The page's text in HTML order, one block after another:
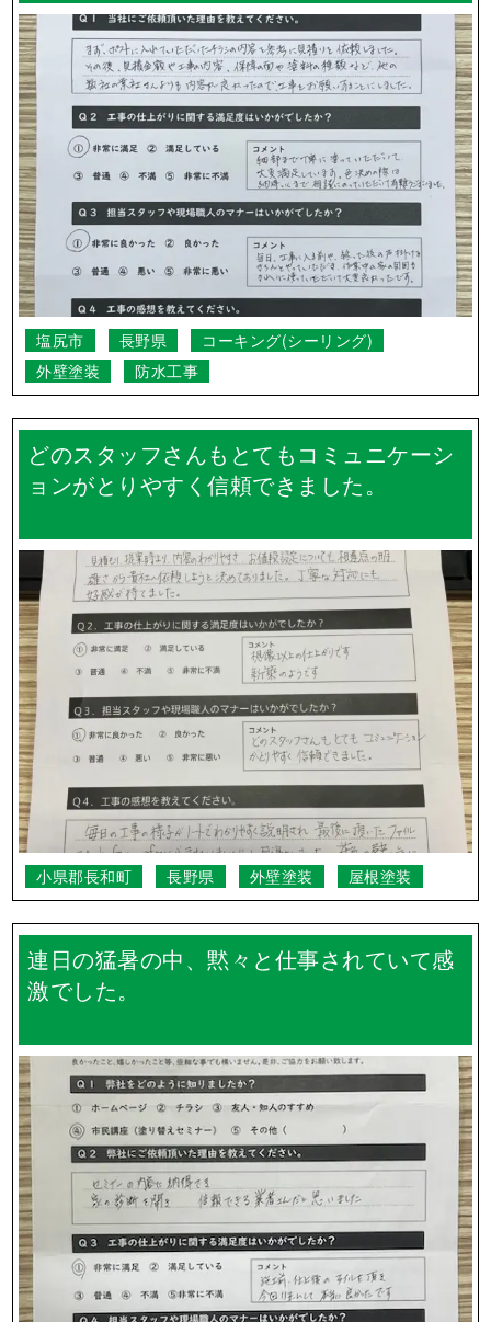
塩尻市 長野県
コーキング(シーリング)
外壁塗装
防水工事
どのスタッフさんもとてもコミュニケーシ
ョンがとりやすく信頼できました。
小県郡長和町 長野県 外壁塗装 屋根塗装
連日の猛暑の中、黙々と仕事されていて感
激でした。